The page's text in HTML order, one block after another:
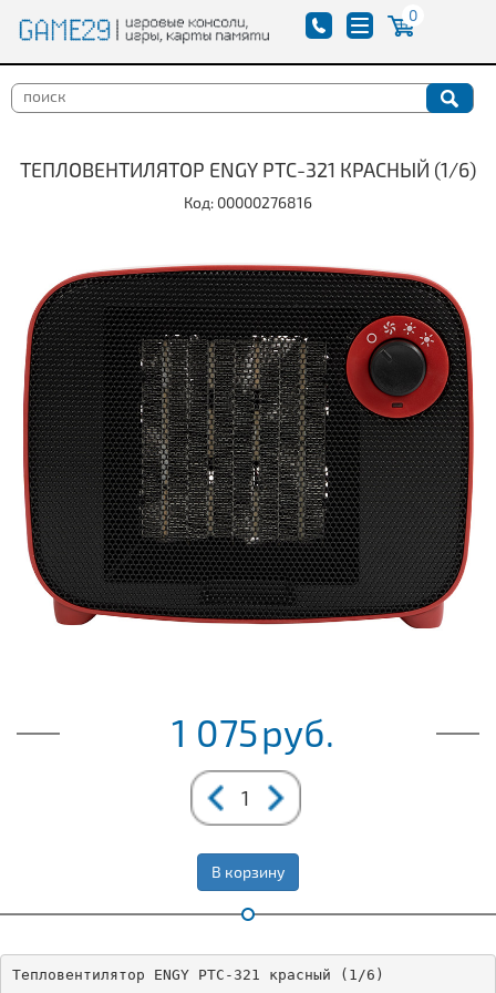
0
ТЕПЛОВЕНТИЛЯТОР ENGY PTC-321 КРАСНЫЙ (1/6)
Код: 00000276816
1 075руб.
В корзину
Тепловентилятор ENGY PTC-321 красный (1/6)